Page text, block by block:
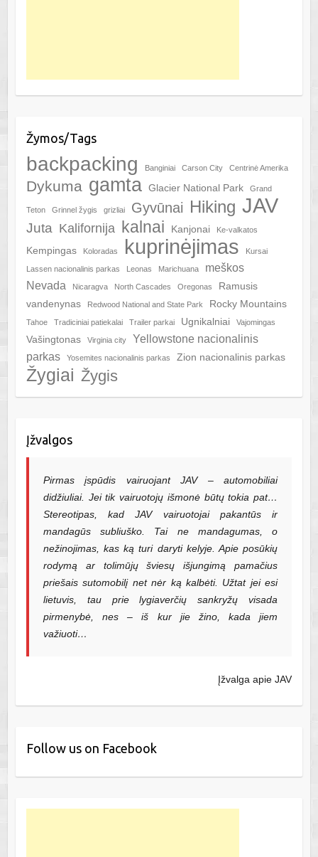
Žymos/Tags
backpacking Banginiai Carson City Centrinė Amerika
Dykuma gamta Glacier National Park Grand
Teton Grinnel žygis grizliai Gyvūnai Hiking JAV
Juta Kalifornija kalnai Kanjonai Ke-valkatos
Kempingas Koloradas kuprinėjimas Kursai
Lassen nacionalinis parkas Leonas Marichuana
meškos
Nevada
Nicaragva North Cascades Oregonas
Ramusis
vandenynas
Redwood National and State Park Rocky Mountains
Tahoe Tradiciniai patiekalai Trailer parkai Ugnikalniai Vajomingas
Vašingtonas Virginia city
Yellowstone nacionalinis
parkas
Yosemites nacionalinis parkas Zion nacionalinis parkas
Žygiai Žygis
Įžvalgos
Pirmas įspūdis vairuojant JAV – automobiliai
didžiuliai. Jei tik vairuotojų išmonė būtų tokia pat…
Stereotipas, kad JAV vairuotojai pakantūs ir
mandagūs subliuško. Tai ne mandagumas, o
nežinojimas, kas ką turi daryti kelyje. Apie posūkių
rodymą ar tolimūjų šviesų išjungimą pamačius
priešais sutomobilį net nėr ką kalbėti. Užtat jei esi
lietuvis, tau prie lygiaverčių sankryžų visada
pirmenybė, nes – iš kur jie žino, kada jiem
važiuoti…
Įžvalga apie JAV
Follow us on Facebook